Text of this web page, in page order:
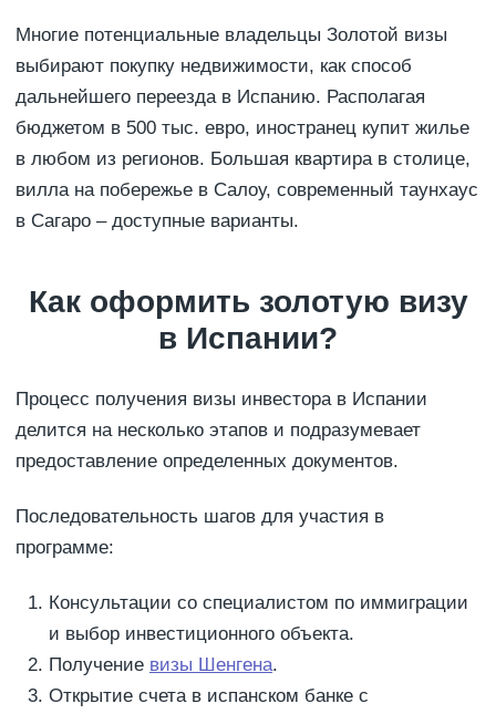
Многие потенциальные владельцы Золотой визы
выбирают покупку недвижимости, как способ
дальнейшего переезда в Испанию. Располагая
бюджетом в 500 тыс. евро, иностранец купит жилье
в любом из регионов. Большая квартира в столице,
вилла на побережье в Салоу, современный таунхаус
в Сагаро – доступные варианты.
Как оформить золотую визу
в Испании?
Процесс получения визы инвестора в Испании
делится на несколько этапов и подразумевает
предоставление определенных документов.
Последовательность шагов для участия в
программе:
Консультации со специалистом по иммиграции
и выбор инвестиционного объекта.
Получение визы Шенгена.
Открытие счета в испанском банке с